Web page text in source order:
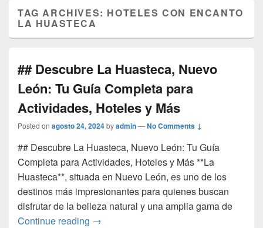
TAG ARCHIVES: HOTELES CON ENCANTO
LA HUASTECA
## Descubre La Huasteca, Nuevo
León: Tu Guía Completa para
Actividades, Hoteles y Más
Posted on agosto 24, 2024byadmin—No Comments ↓
## Descubre La Huasteca, Nuevo León: Tu Guía
Completa para Actividades, Hoteles y Más **La
Huasteca**, situada en Nuevo León, es uno de los
destinos más impresionantes para quienes buscan
disfrutar de la belleza natural y una amplia gama de
Continue reading ## Descubre La Huasteca, Nuevo
→